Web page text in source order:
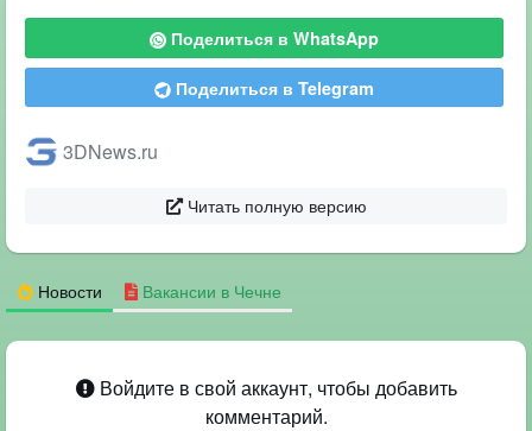
Поделиться в WhatsApp
Поделиться в Telegram
3DNews.ru
Читать полную версию
Новости Вакансии в Чечне
Войдите в свой аккаунт, чтобы добавить
комментарий.